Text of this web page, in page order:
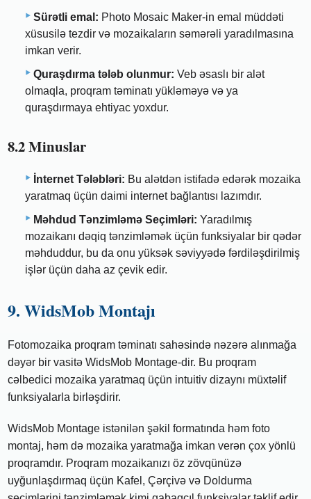
Sürətli emal: Photo Mosaic Maker-in emal müddəti
xüsusilə tezdir və mozaikaların səmərəli yaradılmasına
imkan verir.
Quraşdırma tələb olunmur: Veb əsaslı bir alət
olmaqla, proqram təminatı yükləməyə və ya
quraşdırmaya ehtiyac yoxdur.
8.2 Minuslar
İnternet Tələbləri: Bu alətdən istifadə edərək mozaika
yaratmaq üçün daimi internet bağlantısı lazımdır.
Məhdud Tənzimləmə Seçimləri: Yaradılmış
mozaikanı dəqiq tənzimləmək üçün funksiyalar bir qədər
məhduddur, bu da onu yüksək səviyyədə fərdiləşdirilmiş
işlər üçün daha az çevik edir.
9. WidsMob Montajı
Fotomozaika proqram təminatı sahəsində nəzərə alınmağa
dəyər bir vasitə WidsMob Montage-dir. Bu proqram
cəlbedici mozaika yaratmaq üçün intuitiv dizaynı müxtəlif
funksiyalarla birləşdirir.
WidsMob Montage istənilən şəkil formatında həm foto
montaj, həm də mozaika yaratmağa imkan verən çox yönlü
proqramdır. Proqram mozaikanızı öz zövqünüzə
uyğunlaşdırmaq üçün Kafel, Çərçivə və Doldurma